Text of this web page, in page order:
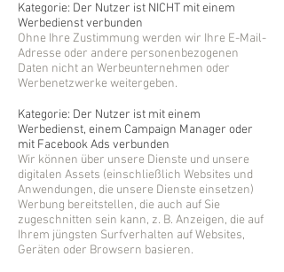
Kategorie: Der Nutzer ist NICHT mit einem
Werbedienst verbunden
Ohne Ihre Zustimmung werden wir Ihre E-Mail-
Adresse oder andere personenbezogenen
Daten nicht an Werbeunternehmen oder
Werbenetzwerke weitergeben.
Kategorie: Der Nutzer ist mit einem
Werbedienst, einem Campaign Manager oder
mit Facebook Ads verbunden
Wir können über unsere Dienste und unsere
digitalen Assets (einschließlich Websites und
Anwendungen, die unsere Dienste einsetzen)
Werbung bereitstellen, die auch auf Sie
zugeschnitten sein kann, z. B. Anzeigen, die auf
Ihrem jüngsten Surfverhalten auf Websites,
Geräten oder Browsern basieren.